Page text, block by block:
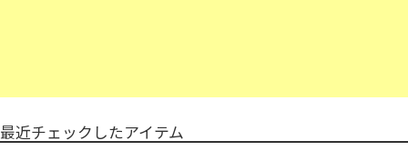
最近チェックしたアイテム